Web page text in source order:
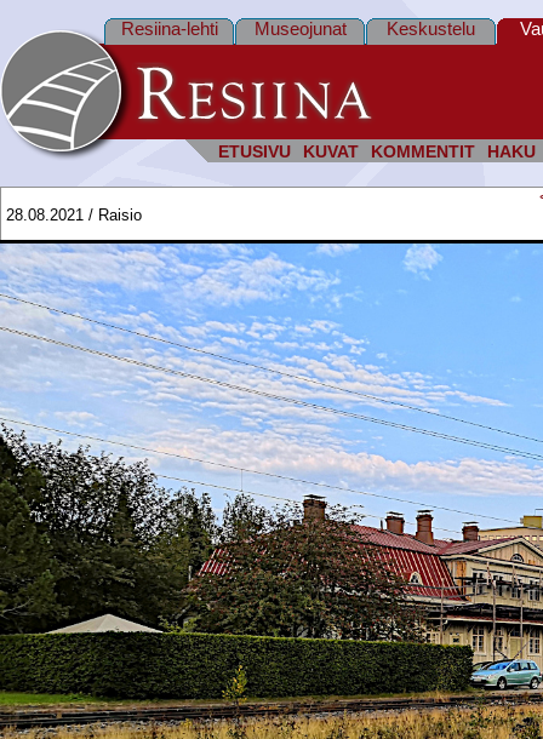
ETUSIVU KUVAT KOMMENTIT HAKU
Resiina-lehti Museojunat Keskustelu
28.08.2021 / Raisio